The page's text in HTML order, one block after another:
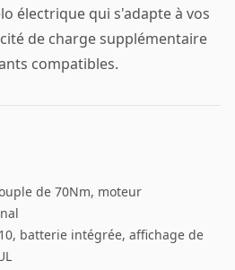
électrique qui s'adapte à vos
de charge supplémentaire
compatibles.
de 70Nm, moteur
batterie intégrée, affichage de